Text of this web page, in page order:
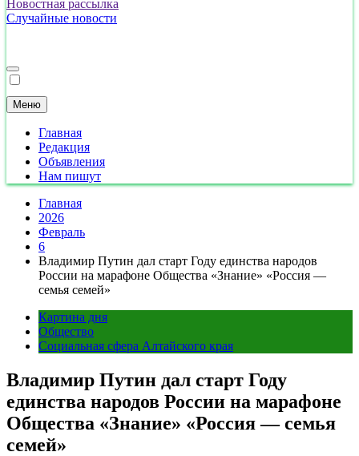
Новостная рассылка
Случайные новости
Меню
Главная
Редакция
Объявления
Нам пишут
Главная
2026
Февраль
6
Владимир Путин дал старт Году единства народов
России на марафоне Общества «Знание» «Россия —
семья семей»
Картина дня
Общество
Социальная сфера Алтайского края
Владимир Путин дал старт Году
единства народов России на марафоне
Общества «Знание» «Россия — семья
семей»